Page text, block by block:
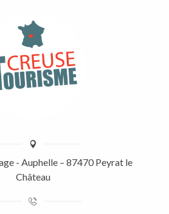
- Auphelle – 87470 Peyrat le
Château